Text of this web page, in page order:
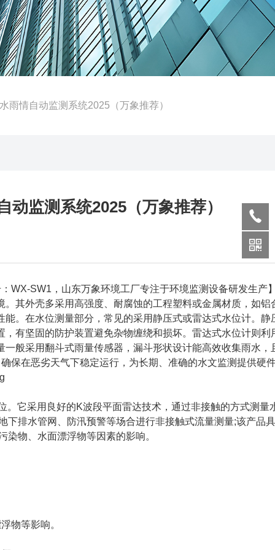
雨情自动监测系统2025（万象推荐）
监测系统2025（万象推荐）
WX-SW1，山东万象环境工厂专注于环境监测设备研发生产
其外壳多采用高强度、耐腐蚀的工程塑料或金属材质，如铝
。在水位测量部分，常见的采用静压式或雷达式水位计。静
有坚固的防护装置避免杂物缠绕和损坏。雷达式水位计则利
般采用翻斗式雨量传感器，漏斗形状设计能高效收集雨水，
保在恶劣天气下稳定运行，为长期、准确的水文监测提供硬
它采用良好的K波段平面雷达技术，通过非接触的方式测量
排水管网、防汛预警等场合进行非接触式流量测量;该产品
物、水面漂浮物等因素的影响。
物等影响。